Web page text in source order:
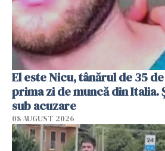
El este Nicu, tânărul de 35
prima zi de muncă din Italia.
sub acuzare
08 AUGUST 2026